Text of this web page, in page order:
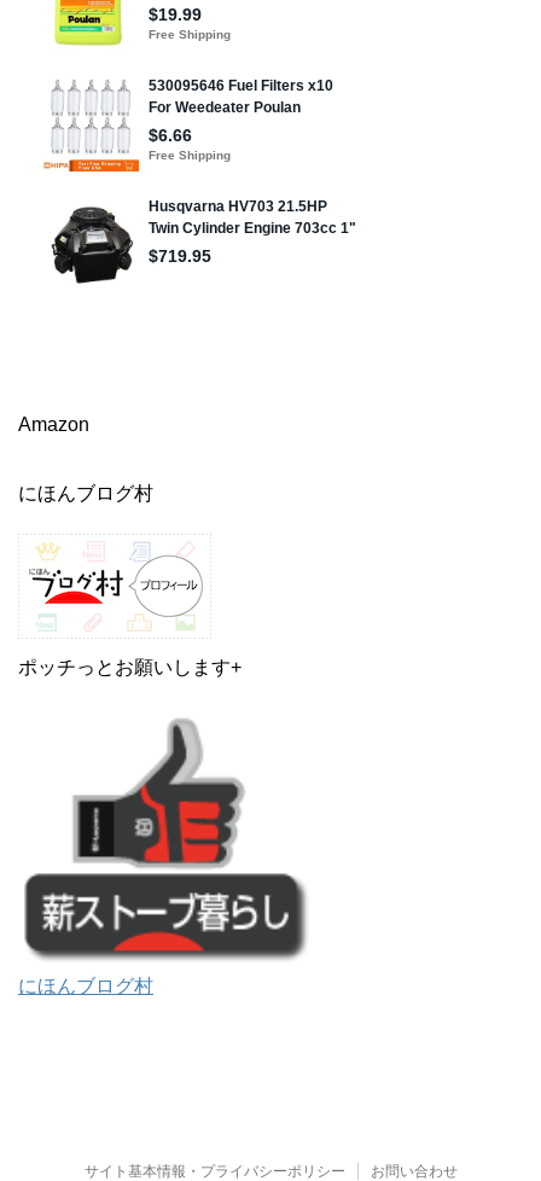
Amazon
にほんブログ村
ポッチっとお願いします+
にほんブログ村
サイト基本情報・プライバシーポリシー お問い合わせ